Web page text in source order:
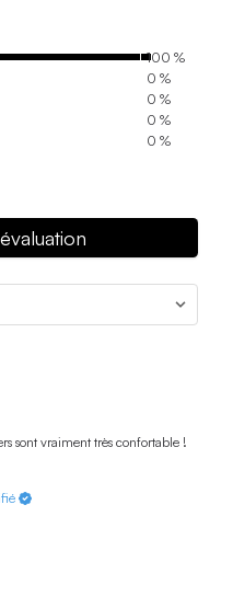
100 %
0 %
0 %
0 %
0 %
sont vraiment très confortable !